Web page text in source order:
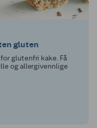
gluten
glutenfri kake. Få
og allergivennlige